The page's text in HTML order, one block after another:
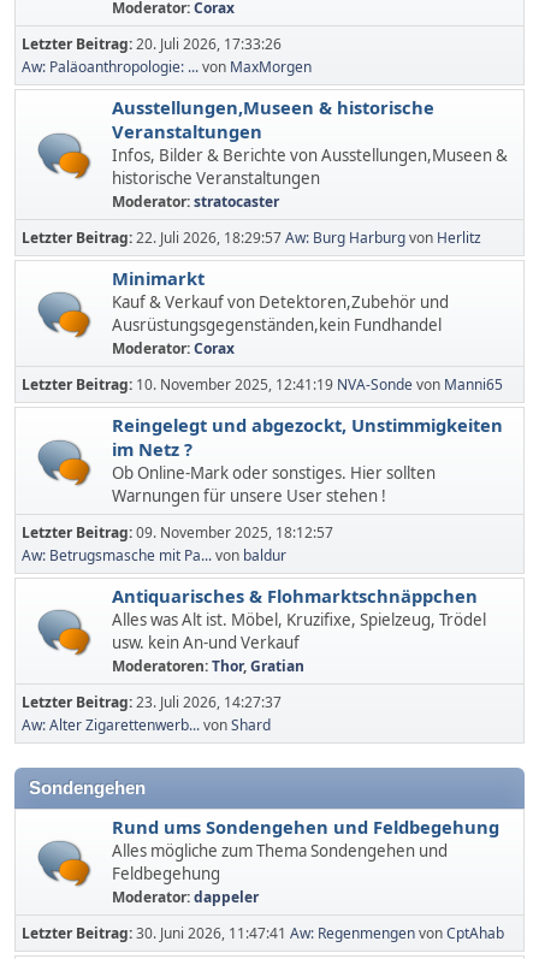
Moderator:Corax
Letzter Beitrag:20. Juli 2026, 17:33:26
Aw: Paläoanthropologie: ...von MaxMorgen
Ausstellungen,Museen & historische
Veranstaltungen
Infos, Bilder & Berichte von Ausstellungen,Museen &
historische Veranstaltungen
Moderator:stratocaster
Letzter Beitrag:22. Juli 2026, 18:29:57Aw: Burg Harburgvon Herlitz
Minimarkt
Kauf & Verkauf von Detektoren,Zubehör und
Ausrüstungsgegenständen,kein Fundhandel
Moderator:Corax
Letzter Beitrag: 10. November 2025, 12:41:19 NVA-Sondevon Manni65
Reingelegt und abgezockt, Unstimmigkeiten
im Netz ?
Ob Online-Mark oder sonstiges. Hier sollten
Warnungen für unsere User stehen !
Letzter Beitrag:09. November 2025, 18:12:57
Aw: Betrugsmasche mit Pa...von baldur
Antiquarisches & Flohmarktschnäppchen
Alles was Alt ist. Möbel, Kruzifixe, Spielzeug, Trödel
usw. kein An-und Verkauf
Moderatoren:Thor,Gratian
Letzter Beitrag:23. Juli 2026, 14:27:37
Aw: Alter Zigarettenwerb...vonShard
Sondengehen
Rund ums Sondengehen und Feldbegehung
Alles mögliche zum Thema Sondengehen und
Feldbegehung
Moderator:dappeler
Letzter Beitrag:30. Juni 2026, 11:47:41 Aw: RegenmengenvonCptAhab